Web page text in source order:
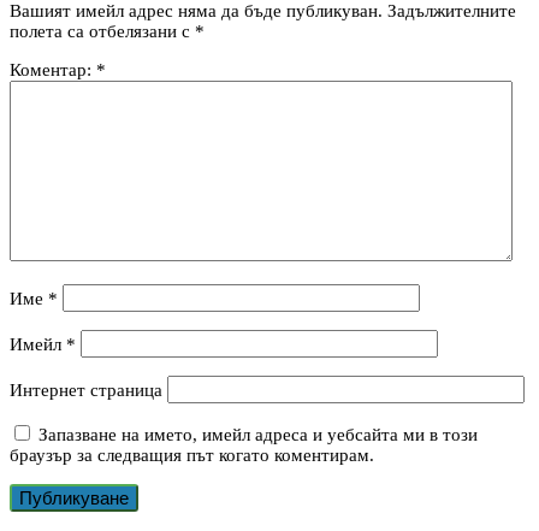
Вашият имейл адрес няма да бъде публикуван. Задължителните
полета са отбелязани с *
Коментар: *
Име *
Имейл *
Интернет страница
Запазване на името, имейл адреса и уебсайта ми в този
браузър за следващия път когато коментирам.